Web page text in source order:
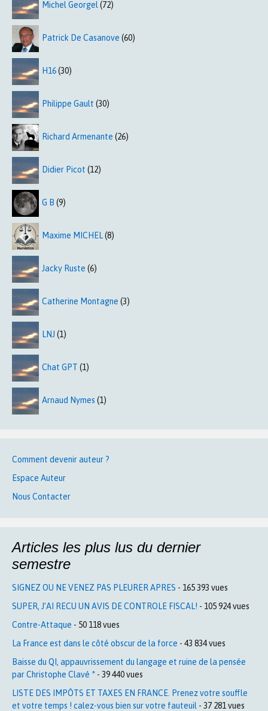
Michel Georgel (72)
Patrick De Casanove (60)
H16(30)
Philippe Gault (30)
Richard Armenante (26)
Didier Picot (12)
G B (9)
Maxime MICHEL(8)
Jacky Ruste (6)
Catherine Montagne (3)
LNJ (1)
Chat GPT (1)
Arnaud Nymes (1)
Comment devenir auteur ?
Espace Auteur
Nous Contacter
Articles les plus lus du dernier
semestre
SIGNEZ OU NE VENEZ PAS PLEURER APRES - 165 393 vues
SUPER, J’AI RECU UN AVIS DE CONTROLE FISCAL! - 105 924 vues
Contre-Attaque - 50 118 vues
La France est dans le côté obscur de la force - 43 834 vues
Baisse du QI, appauvrissement du langage et ruine de la pensée
par Christophe Clavé * - 39 440 vues
LISTE DES IMPÔTS ET TAXES EN FRANCE. Prenez votre souffle
et votre temps ! calez-vous bien sur votre fauteuil - 37 281 vues